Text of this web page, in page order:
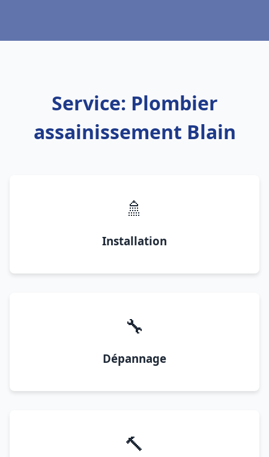
Service: Plombier
assainissement Blain
🚿
Installation
🔧
Dépannage
🔨